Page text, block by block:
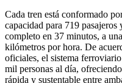
Cada tren está conformado
capacidad para 719
completo en 37 minutos, a
kilómetros por hora. De
oficiales, el sistema
mil personas al día,
rápida y sustentable entre